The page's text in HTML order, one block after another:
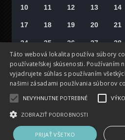
10 11 12 13 14
17 18 19 20 21
24 25 26 27 28
31 2
Vyberte si deň
Táto webová lokalita používa súbory
používateľskej skúsenosti. Používaním
vyjadrujete súhlas s používaním
našimi zásadami používania súborov
NEVYHNUTNE POTREBNÉ
ZOBRAZIŤ PODROBNOSTI
PRIJAŤ VŠETKO